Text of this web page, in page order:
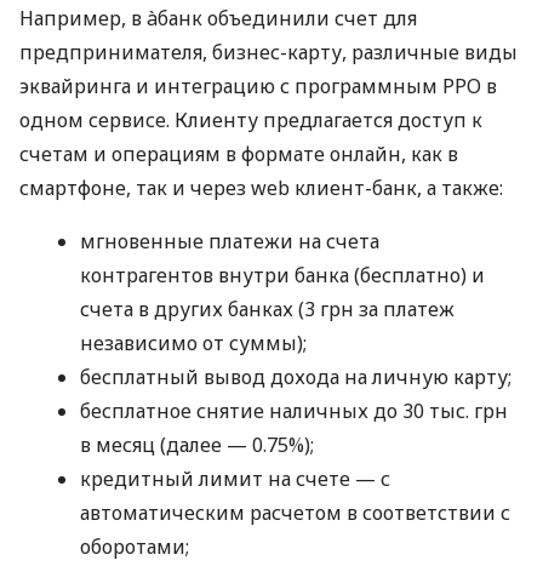
Например, в àбанк объединили счет для
предпринимателя, бизнес-карту, различные виды
эквайринга и интеграцию с программным РРО в
одном сервисе. Клиенту предлагается доступ к
счетам и операциям в формате онлайн, как в
смартфоне, так и через web клиент-банк, а также:
мгновенные платежи на счета
контрагентов внутри банка (бесплатно) и
счета в других банках (3 грн за платеж
независимо от суммы);
бесплатный вывод дохода на личную карту;
бесплатное снятие наличных до 30 тыс. грн
в месяц (далее — 0.75%);
кредитный лимит на счете — с
автоматическим расчетом в соответствии с
оборотами;